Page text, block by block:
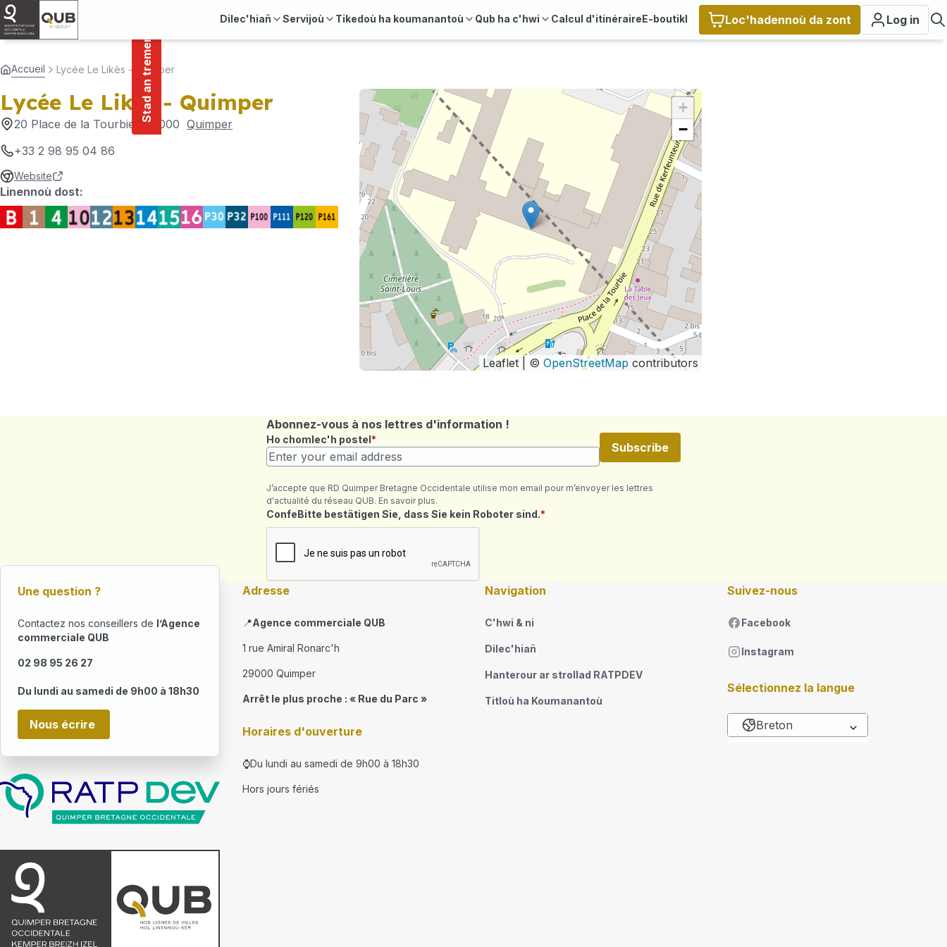
content
Dilec'hiañ Servijoù Tikedoù ha koumanantoù Qub ha c'hwi Calcul d'itinéraireE-boutikl Loc'hadennoù da zont Log in
Stad an tremenerezh
Accueil Lycée Le Likès - Quimper
Lycée Le Likès - Quimper
20 Place de la Tourbie , 29000 Quimper
+33 2 98 95 04 86
Website
Linennoù dost:
+
−
Leaflet | © OpenStreetMap contributors
Abonnez-vous à nos lettres d'information !
Ho chomlec'h postel
Subscribe
J’accepte que RD Quimper Bretagne Occidentale utilise mon email pour m’envoyer les lettres
d'actualité du réseau QUB. En savoir plus.
Maeziennoù ret
ConfeBitte bestätigen Sie, dass Sie kein Roboter sind.
Une question ?
Contactez nos conseillers de l’Agence
commerciale QUB
02 98 95 26 27
Du lundi au samedi de 9h00 à 18h30
Nous écrire
Adresse
📍Agence commerciale QUB
1 rue Amiral Ronarc'h
29000 Quimper
Arrêt le plus proche : « Rue du Parc »
Horaires d'ouverture
⌚Du lundi au samedi de 9h00 à 18h30
Hors jours fériés
Navigation
C'hwi & ni
Dilec'hiañ
Hanterour ar strollad RATPDEV
Titloù ha Koumanantoù
Suivez-nous
Facebook
Instagram
Sélectionnez la langue
Breton
List additional actions
Cookies management panel